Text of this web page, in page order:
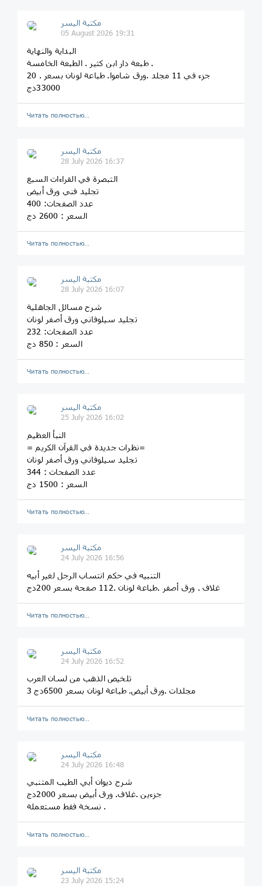
مكتبة اليسر
05 August 2026 19:31
البداية والنهاية
طبعة دار ابن كثير . الطبعة الخامسة .
20 جزء في 11 مجلد .ورق شاموا. طباعة لونان بسعر .
33000دج
Читать полностью…
مكتبة اليسر
28 July 2026 16:37
التبصرة في القراءات السبع
تجليد فني ورق أبيض
عدد الصفحات: 400
السعر : 2600 دج
Читать полностью…
مكتبة اليسر
28 July 2026 16:07
شرح مسائل الجاهلية
تجليد سيلوفاني ورق أصفر لونان
عدد الصفحات: 232
السعر : 850 دج
Читать полностью…
مكتبة اليسر
25 July 2026 16:02
النبأ العظيم
= نظرات جديدة في القرآن الكريم=
تجليد سيلوفاني ورق أصفر لونان
عدد الصفحات : 344
السعر : 1500 دج
Читать полностью…
مكتبة اليسر
24 July 2026 16:56
التنبيه في حكم انتساب الرجل لغير أبيه
غلاف . ورق أصفر .طباعة لونان .112 صفحة بسعر 200دج
Читать полностью…
مكتبة اليسر
24 July 2026 16:52
تلخيص الذهب من لسان العرب
3 مجلدات .ورق أبيض. طباعة لونان بسعر 6500دج
Читать полностью…
مكتبة اليسر
24 July 2026 16:48
شرح ديوان أبي الطيب المتنبي
جزءين .غلاف. ورق أبيض بسعر 2000دج
نسخة فقط مستعملة .
Читать полностью…
مكتبة اليسر
23 July 2026 15:24